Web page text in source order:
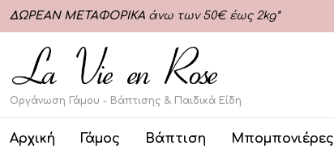
ΔΩΡΕΑΝ ΜΕΤΑΦΟΡΙΚΑ άνω των 50€ έως 2kg*
Οργάνωση Γάμου - Βάπτισης & Παιδικά Είδη
Αρχική Γάμος Βάπτιση Μπομπονιέρες